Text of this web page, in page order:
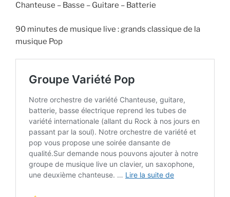
Chanteuse – Basse – Guitare – Batterie
90 minutes de musique live : grands classique de la
musique Pop